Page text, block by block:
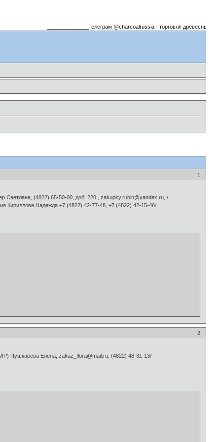
______________телеграм @charcoalrussia - торговля древесный
1
Светлана, (4822) 65-50-00, доб. 220 , zakupky.rubin@yandex.ru, /
Кириллова Надежда +7 (4822) 42-77-48, +7 (4822) 42-15-46/
2
Пушкарева Елена, zakaz_flora@mail.ru, (4822) 48-31-13/